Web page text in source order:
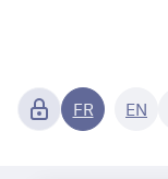
FR EN